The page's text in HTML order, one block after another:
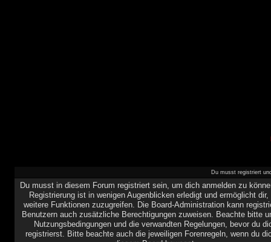
Du musst registriert
Du musst in diesem Forum registriert sein, um dich anmelden zu
Registrierung ist in wenigen Augenblicken erledigt und ermöglicht dir,
weitere Funktionen zuzugreifen. Die Board-Administration kann
Benutzern auch zusätzliche Berechtigungen zuweisen. Beachte bitte
Nutzungsbedingungen und die verwandten Regelungen, bevor du
registrierst. Bitte beachte auch die jeweiligen Forenregeln, wenn du